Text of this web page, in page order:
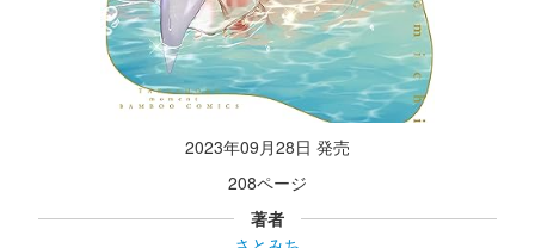
2023年09月28日 発売
208ページ
著者